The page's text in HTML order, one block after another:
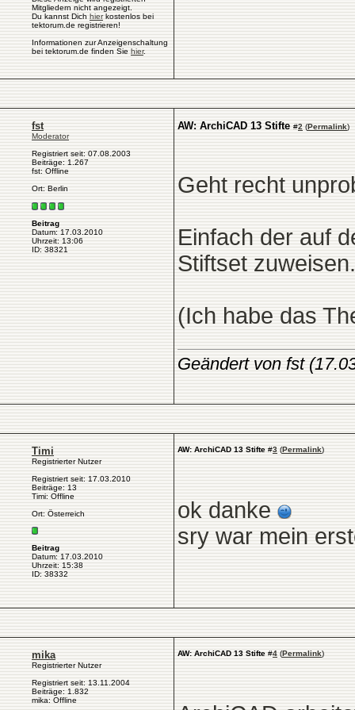
Mitgliedern nicht angezeigt.
Du kannst Dich hierkostenlos bei
tektorum.de registrieren!
Informationen zur Anzeigenschaltung
bei tektorum.de finden Sie hier.
fst
Moderator
Registriert seit: 07.08.2003
Beiträge: 1.267
fst: Offline
Ort: Berlin
Beitrag
Datum: 17.03.2010
Uhrzeit: 13:06
ID: 38321
AW: ArchiCAD 13 Stifte #2 (Permalink)
Geht recht
Einfach der auf
Stiftset zuweisen.
(Ich habe das
Geändert von fst
Timi
Registrierter Nutzer
Registriert seit: 17.03.2010
Beiträge: 13
Timi: Offline
Ort: Österreich
Beitrag
Datum: 17.03.2010
Uhrzeit: 15:38
ID: 38332
AW: ArchiCAD 13 Stifte #3 (Permalink)
ok danke
sry war mein
mika
Registrierter Nutzer
Registriert seit: 13.11.2004
Beiträge: 1.832
mika: Offline
AW: ArchiCAD 13 Stifte #4 (Permalink)